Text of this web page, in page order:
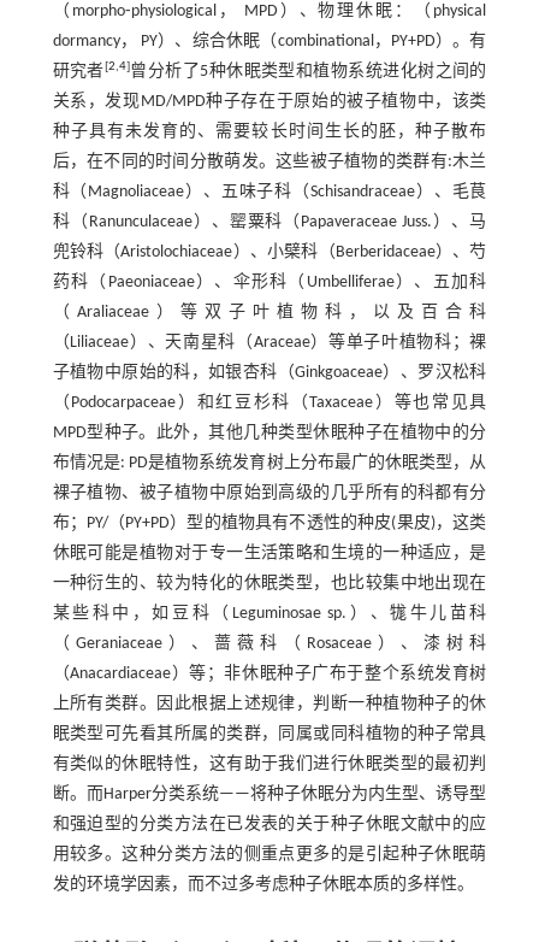
（morpho⁃physiological， MPD）、物理休眠：（physical
dormancy， PY）、综合休眠（combinational，PY+PD）。有
研究者[2,4]曾分析了5种休眠类型和植物系统进化树之间的
关系，发现MD/MPD种子存在于原始的被子植物中，该类
种子具有未发育的、需要较长时间生长的胚，种子散布
后，在不同的时间分散萌发。这些被子植物的类群有:木兰
科（Magnoliaceae）、五味子科（Schisandraceae）、毛茛
科（Ranunculaceae）、罂粟科（Papaveraceae Juss.）、马
兜铃科（Aristolochiaceae）、小檗科（Berberidaceae）、芍
药科（Paeoniaceae）、伞形科（Umbelliferae）、五加科
（Araliaceae）等双子叶植物科，以及百合科
（Liliaceae）、天南星科（Araceae）等单子叶植物科；裸
子植物中原始的科，如银杏科（Ginkgoaceae）、罗汉松科
（Podocarpaceae）和红豆杉科（Taxaceae）等也常见具
MPD型种子。此外，其他几种类型休眠种子在植物中的分
布情况是: PD是植物系统发育树上分布最广的休眠类型，从
裸子植物、被子植物中原始到高级的几乎所有的科都有分
布；PY/（PY+PD）型的植物具有不透性的种皮(果皮)，这类
休眠可能是植物对于专一生活策略和生境的一种适应，是
一种衍生的、较为特化的休眠类型，也比较集中地出现在
某些科中，如豆科（Leguminosae sp.）、牻牛儿苗科
（Geraniaceae）、蔷薇科（Rosaceae）、漆树科
（Anacardiaceae）等；非休眠种子广布于整个系统发育树
上所有类群。因此根据上述规律，判断一种植物种子的休
眠类型可先看其所属的类群，同属或同科植物的种子常具
有类似的休眠特性，这有助于我们进行休眠类型的最初判
断。而Harper分类系统——将种子休眠分为内生型、诱导型
和强迫型的分类方法在已发表的关于种子休眠文献中的应
用较多。这种分类方法的侧重点更多的是引起种子休眠萌
发的环境学因素，而不过多考虑种子休眠本质的多样性。